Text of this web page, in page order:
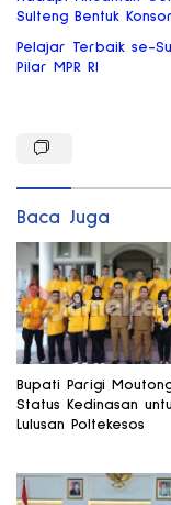
Sulteng Bentuk
Pelajar Terbaik se-
Pilar MPR RI
Baca Juga
Bupati Parigi
Status Kedinasan
Lulusan Poltekesos